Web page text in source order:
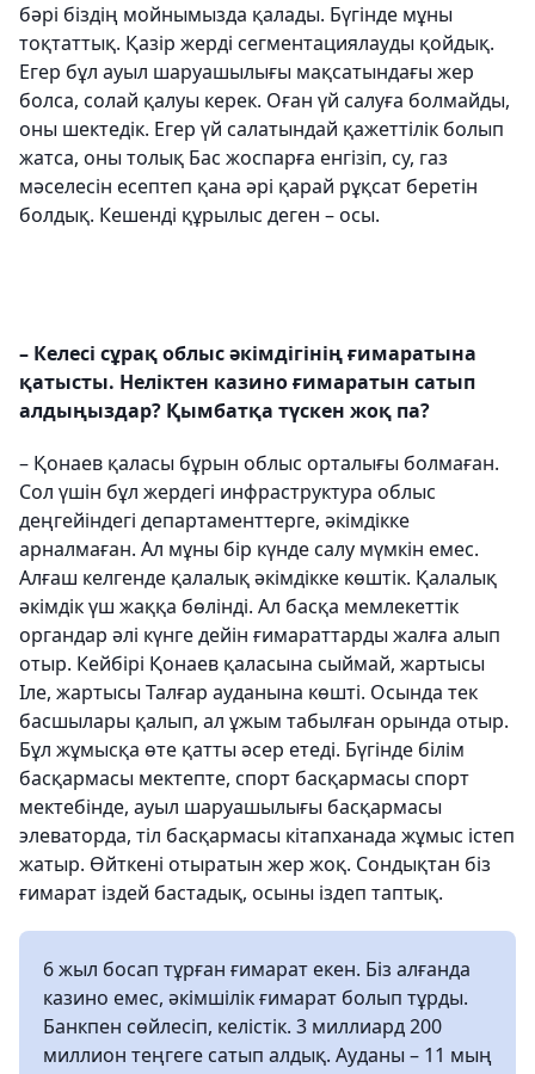
бәрі біздің мойнымызда қалады. Бүгінде мұны
тоқтаттық. Қазір жерді сегментациялауды қойдық.
Егер бұл ауыл шаруашылығы мақсатындағы жер
болса, солай қалуы керек. Оған үй салуға болмайды,
оны шектедік. Егер үй салатындай қажеттілік болып
жатса, оны толық Бас жоспарға енгізіп, су, газ
мәселесін есептеп қана әрі қарай рұқсат беретін
болдық. Кешенді құрылыс деген – осы.
– Келесі сұрақ облыс әкімдігінің ғимаратына
қатысты. Неліктен казино ғимаратын сатып
алдыңыздар? Қымбатқа түскен жоқ па?
– Қонаев қаласы бұрын облыс орталығы болмаған.
Сол үшін бұл жердегі инфраструктура облыс
деңгейіндегі департаменттерге, әкімдікке
арналмаған. Ал мұны бір күнде салу мүмкін емес.
Алғаш келгенде қалалық әкімдікке көштік. Қалалық
әкімдік үш жаққа бөлінді. Ал басқа мемлекеттік
органдар әлі күнге дейін ғимараттарды жалға алып
отыр. Кейбірі Қонаев қаласына сыймай, жартысы
Іле, жартысы Талғар ауданына көшті. Осында тек
басшылары қалып, ал ұжым табылған орында отыр.
Бұл жұмысқа өте қатты әсер етеді. Бүгінде білім
басқармасы мектепте, спорт басқармасы спорт
мектебінде, ауыл шаруашылығы басқармасы
элеваторда, тіл басқармасы кітапханада жұмыс істеп
жатыр. Өйткені отыратын жер жоқ. Сондықтан біз
ғимарат іздей бастадық, осыны іздеп таптық.
6 жыл босап тұрған ғимарат екен. Біз алғанда
казино емес, әкімшілік ғимарат болып тұрды.
Банкпен сөйлесіп, келістік. 3 миллиард 200
миллион теңгеге сатып алдық. Ауданы – 11 мың